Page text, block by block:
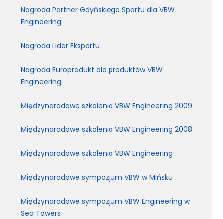
Nagroda Partner Gdyńskiego Sportu dla VBW
Engineering
Nagroda Lider Eksportu
Nagroda Europrodukt dla produktów VBW
Engineering
Międzynarodowe szkolenia VBW Engineering 2009
Międzynarodowe szkolenia VBW Engineering 2008
Międzynarodowe szkolenia VBW Engineering
Międzynarodowe sympozjum VBW w Mińsku
Międzynarodowe sympozjum VBW Engineering w
Sea Towers